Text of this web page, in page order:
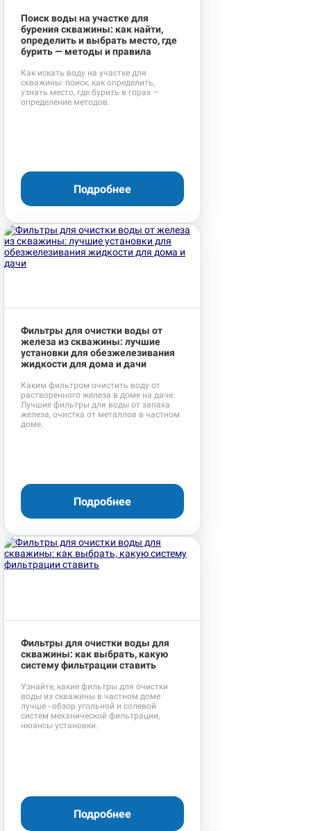
Поиск воды на участке для
бурения скважины: как найти,
определить и выбрать место, где
бурить — методы и правила
Как искать воду на участке для
скважины: поиск, как определить,
узнать место, где бурить в горах —
определение методов.
Подробнее
Фильтры для очистки воды от
железа из скважины: лучшие
установки для обезжелезивания
жидкости для дома и дачи
Каким фильтром очистить воду от
растворенного железа в доме на даче.
Лучшие фильтры для воды от запаха
железа, очистка от металлов в частном
доме.
Подробнее
Фильтры для очистки воды для
скважины: как выбрать, какую
систему фильтрации ставить
Узнайте, какие фильтры для очистки
воды из скважины в частном доме
лучше - обзор угольной и солевой
систем механической фильтрации,
нюансы установки.
Подробнее